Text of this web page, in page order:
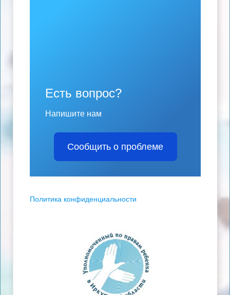
Есть вопрос?
Напишите нам
Сообщить о проблеме
Политика конфиденциальности